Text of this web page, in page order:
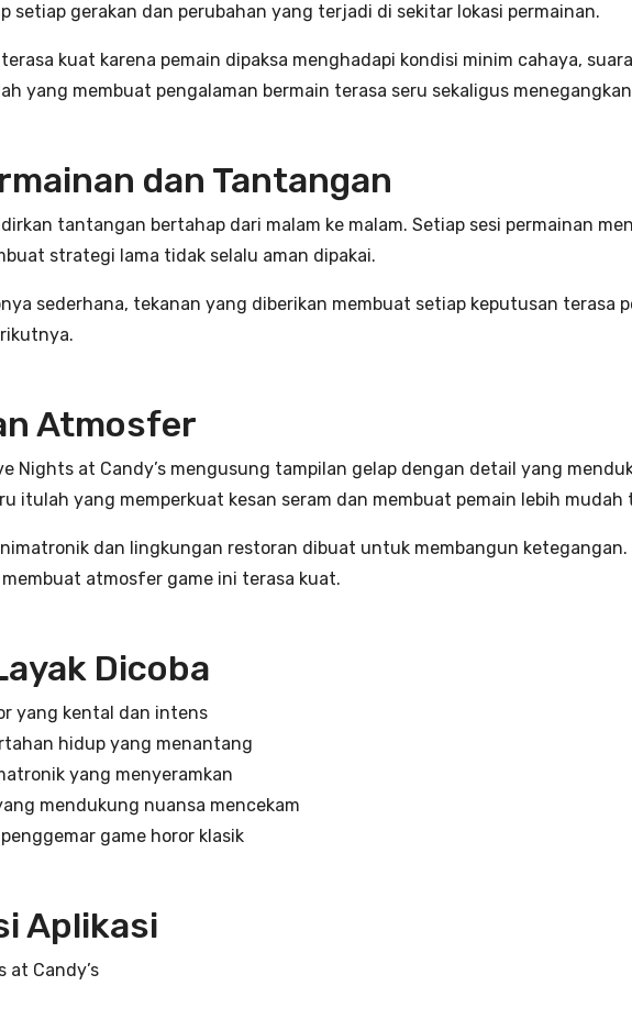
setiap gerakan dan perubahan yang terjadi di sekitar lokasi permainan.
kuat karena pemain dipaksa menghadapi kondisi minim cahaya,
yang membuat pengalaman bermain terasa seru sekaligus
dan Tantangan
tantangan bertahap dari malam ke malam. Setiap sesi permainan
strategi lama tidak selalu aman dipakai.
sederhana, tekanan yang diberikan membuat setiap keputusan
Atmosfer
Nights at Candy’s mengusung tampilan gelap dengan detail yang
itulah yang memperkuat kesan seram dan membuat pemain lebih mudah
dan lingkungan restoran dibuat untuk membangun
atmosfer game ini terasa kuat.
Dicoba
yang kental dan intens
hidup yang menantang
yang menyeramkan
mendukung nuansa mencekam
game horor klasik
Aplikasi
at Candy’s